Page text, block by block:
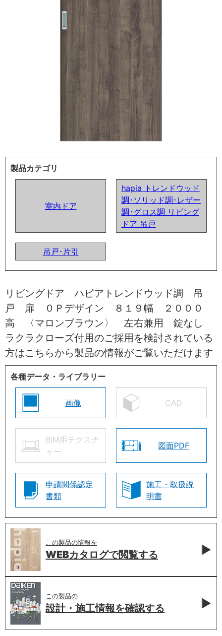
製品カテゴリ
室内ドア
hapia トレンドウッド
調･ソリッド調･レザー
調･グロス調 リビング
ドア 吊戸
吊戸･片引
リビングドア ハピアトレンドウッド調 吊
戸 扉 ０Ｐデザイン ８１９幅 ２０００
高 〈マロンブラウン〉 左右兼用 錠なし
ラクラクローズ付用のご採用を検討されている
方はこちらから製品の情報がご覧いただけます
各種データ・ライブラリー
画像 CAD
BIM用テクスチ
ャー
図面PDF
申請関係認定
書類
施工・取扱説
明書
この製品の情報を
WEBカタログで閲覧する
この製品の
設計・施工情報を確認する